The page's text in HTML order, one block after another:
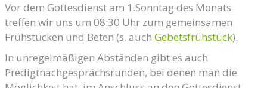
Vor dem Gottesdienst am 1.Sonntag des Monats
treffen wir uns um 08:30 Uhr zum gemeinsamen
Frühstücken und Beten (s. auch Gebetsfrühstück).
In unregelmäßigen Abständen gibt es auch
Predigtnachgesprächsrunden, bei denen man die